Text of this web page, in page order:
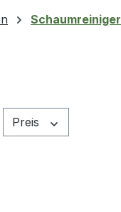
Schaumreiniger
Preis